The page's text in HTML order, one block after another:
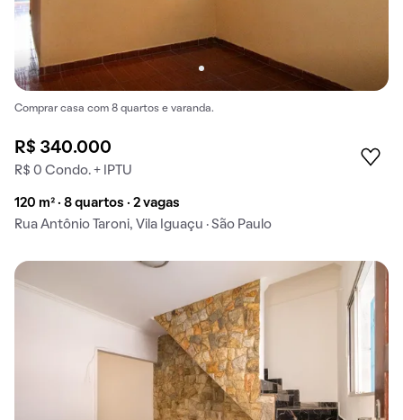
Comprar casa com 8 quartos e varanda.
R$ 340.000
R$ 0 Condo. + IPTU
120 m² · 8 quartos · 2 vagas
Rua Antônio Taroni, Vila Iguaçu · São Paulo